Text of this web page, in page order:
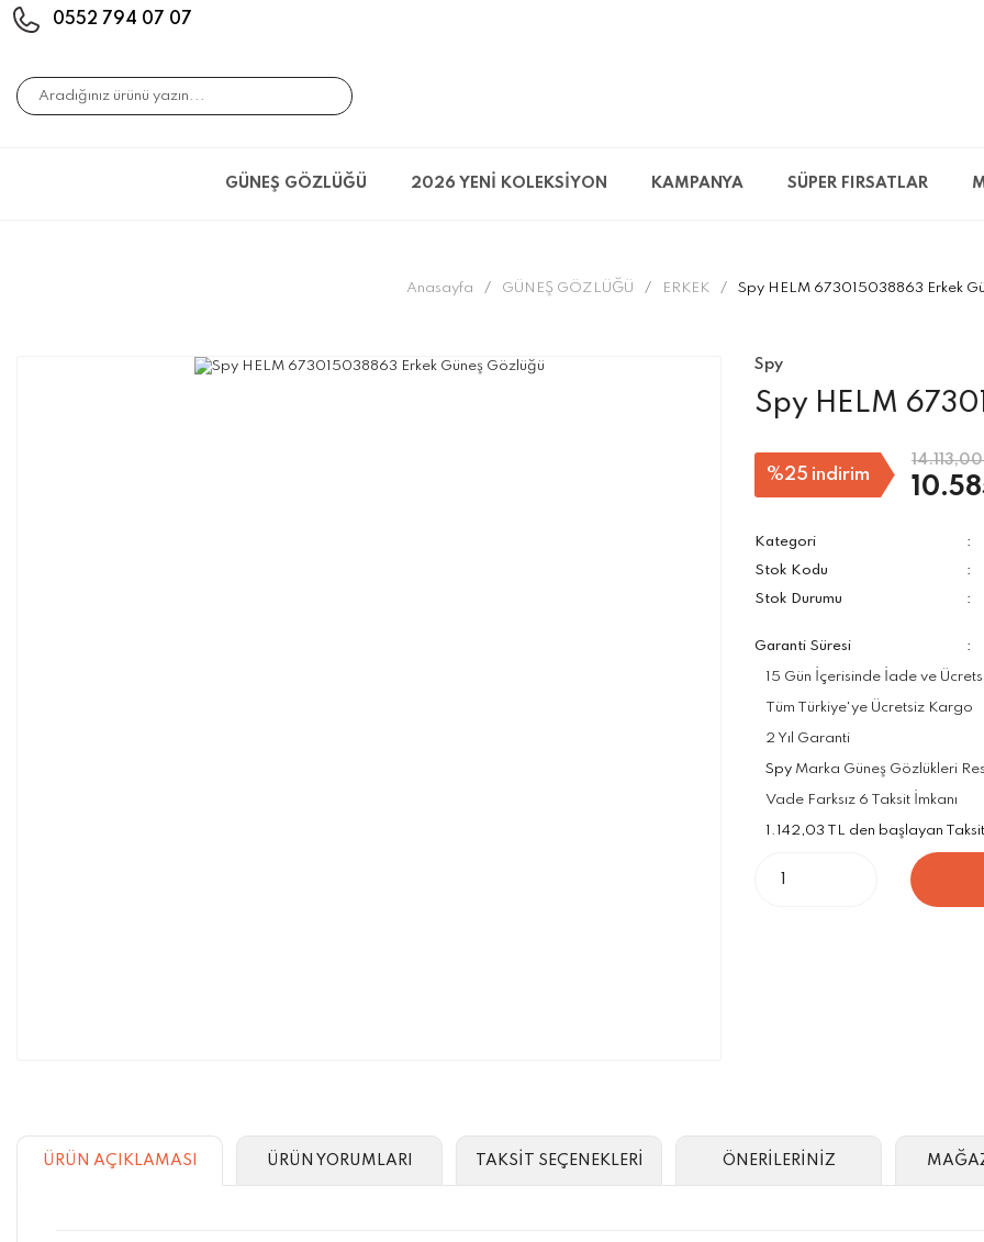
0552 794 07 07
GÜNEŞ GÖZLÜĞÜ 2026 YENİ KOLEKSİYON KAMPANYA SÜPER FIRSATLAR
Anasayfa GÜNEŞ GÖZLÜĞÜ ERKEK Spy HELM 673015038863 Erkek
Spy
Spy HELM
%25 indirim
Kategori
Stok Kodu
Stok Durumu
Garanti Süresi
15 Gün İçerisinde İade ve
Tüm Türkiye'ye Ücretsiz Kargo
2 Yıl Garanti
Spy Marka Güneş Gözlükleri
Vade Farksız 6 Taksit İmkanı
1.142,03 TL den başlayan Taksit
ÜRÜN AÇIKLAMASI ÜRÜN YORUMLARI TAKSİT SEÇENEKLERİ ÖNERİLERİNİZ